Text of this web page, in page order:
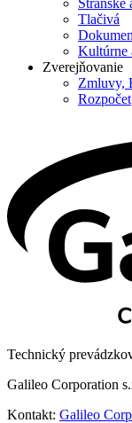
Stránske
Tlačivá
Kultúrne
Zverejňovanie
Zmluvy,
Rozpočet
Technický
Galileo Corporation
Kontakt: Galileo